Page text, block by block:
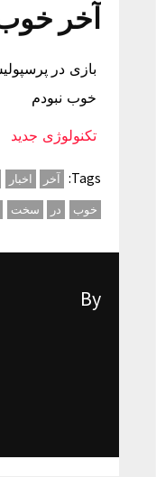
آخر
بازی در
خوب نبودم
تکنولوژی جدید
Tags: آخر اخبار
خوب
در سخت
By